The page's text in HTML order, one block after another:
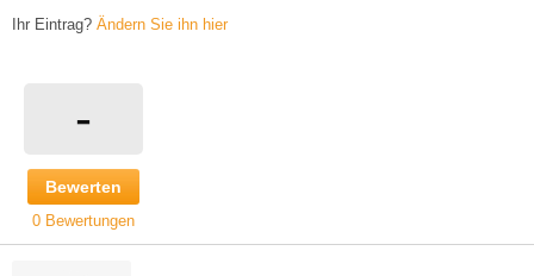
Ihr Eintrag? Ändern Sie ihn hier
-
Bewerten
0 Bewertungen